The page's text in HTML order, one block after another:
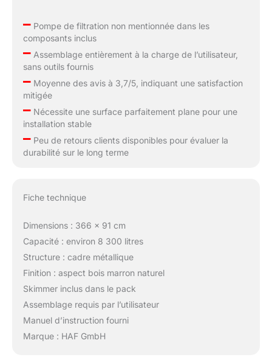
–Pompe de filtration non mentionnée dans les
composants inclus
–Assemblage entièrement à la charge de l’utilisateur,
sans outils fournis
–Moyenne des avis à 3,7/5, indiquant une satisfaction
mitigée
–Nécessite une surface parfaitement plane pour une
installation stable
–Peu de retours clients disponibles pour évaluer la
durabilité sur le long terme
Fiche technique
Dimensions : 366 x 91 cm
Capacité : environ 8 300 litres
Structure : cadre métallique
Finition : aspect bois marron naturel
Skimmer inclus dans le pack
Assemblage requis par l’utilisateur
Manuel d’instruction fourni
Marque : HAF GmbH